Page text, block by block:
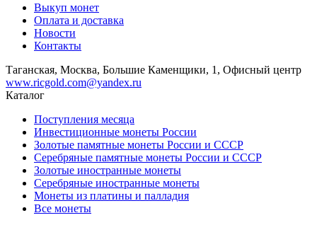
Выкуп монет
Оплата и доставка
Новости
Контакты
Таганская, Москва, Большие Каменщики, 1, Офисный центр
www.ricgold.com@yandex.ru
Каталог
Поступления месяца
Инвестиционные монеты России
Золотые памятные монеты России и СССР
Серебряные памятные монеты России и СССР
Золотые иностранные монеты
Серебряные иностранные монеты
Монеты из платины и палладия
Все монеты